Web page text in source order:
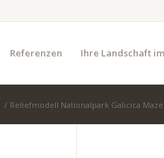
Referenzen Ihre Landschaft
/ Reliefmodell Nationalpark Galicica